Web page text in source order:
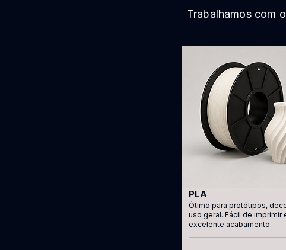
Trabalhamos com
PLA
Ótimo para protótipos,
uso geral. Fácil de imprimir
excelente acabamento.